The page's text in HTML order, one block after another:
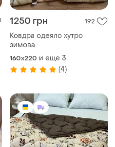
1250 грн 192
Ковдра одеяло хутро
зимова
160x220 и еще 3
(4)